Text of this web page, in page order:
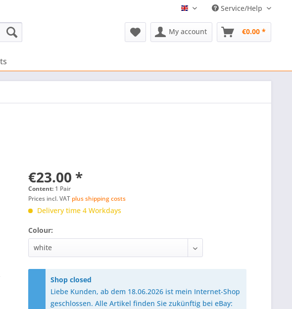
English Service/Help
My account €0.00 *
€23.00 *
Content: 1 Pair
Prices incl. VAT plus shipping costs
Delivery time 4 Workdays
Colour:
Shop closed
Liebe Kunden, ab dem 18.06.2026 ist mein Internet-Shop
geschlossen. Alle Artikel finden Sie zukünftig bei eBay: